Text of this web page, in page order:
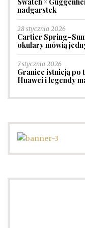
nadgarstek
28 stycznia 2026
Cartier
okulary mówią
7 stycznia 2026
Granice istnieją po
Huawei i legendy